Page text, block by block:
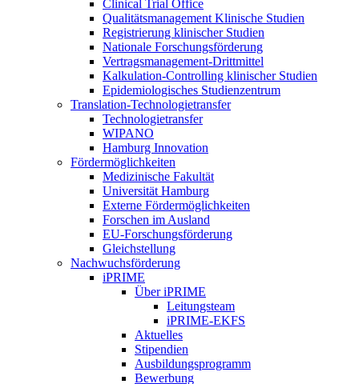
Clinical Trial Office
Qualitätsmanagement Klinische Studien
Registrierung klinischer Studien
Nationale Forschungsförderung
Vertragsmanagement-Drittmittel
Kalkulation-Controlling klinischer Studien
Epidemiologisches Studienzentrum
Translation-Technologietransfer
Technologietransfer
WIPANO
Hamburg Innovation
Fördermöglichkeiten
Medizinische Fakultät
Universität Hamburg
Externe Fördermöglichkeiten
Forschen im Ausland
EU-Forschungsförderung
Gleichstellung
Nachwuchsförderung
iPRIME
Über iPRIME
Leitungsteam
iPRIME-EKFS
Aktuelles
Stipendien
Ausbildungsprogramm
Bewerbung